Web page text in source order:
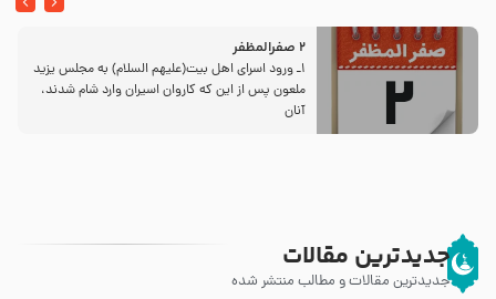
2 صفرالمظفر
1ـ ورود اسراى اهل بیت‌(علیهم السلام) به مجلس یزید
ملعون پس از این كه كاروان اسیران وارد شام شدند،
آنان
جدیدترین مقالات
جدیدترین مقالات و مطالب منتشر شده